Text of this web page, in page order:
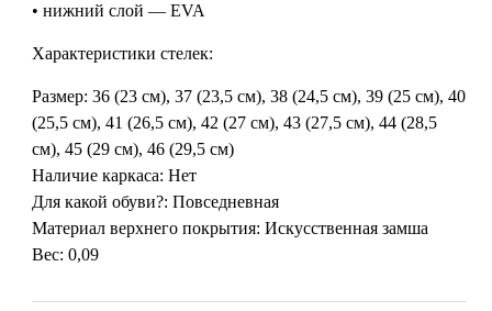
• нижний слой — EVA
Характеристики стелек:
Размер: 36 (23 см), 37 (23,5 см), 38 (24,5 см), 39 (25 см), 40
(25,5 см), 41 (26,5 см), 42 (27 см), 43 (27,5 см), 44 (28,5
см), 45 (29 см), 46 (29,5 см)
Наличие каркаса: Нет
Для какой обуви?: Повседневная
Материал верхнего покрытия: Искусственная замша
Вес: 0,09